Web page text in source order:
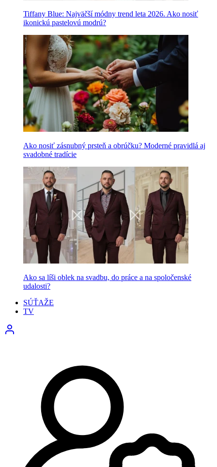
Tiffany Blue: Najväčší módny trend leta 2026. Ako nosiť
ikonickú pastelovú modrú?
Ako nosiť zásnubný prsteň a obrúčku? Moderné pravidlá aj
svadobné tradície
Ako sa líši oblek na svadbu, do práce a na spoločenské
udalosti?
SÚŤAŽE
TV